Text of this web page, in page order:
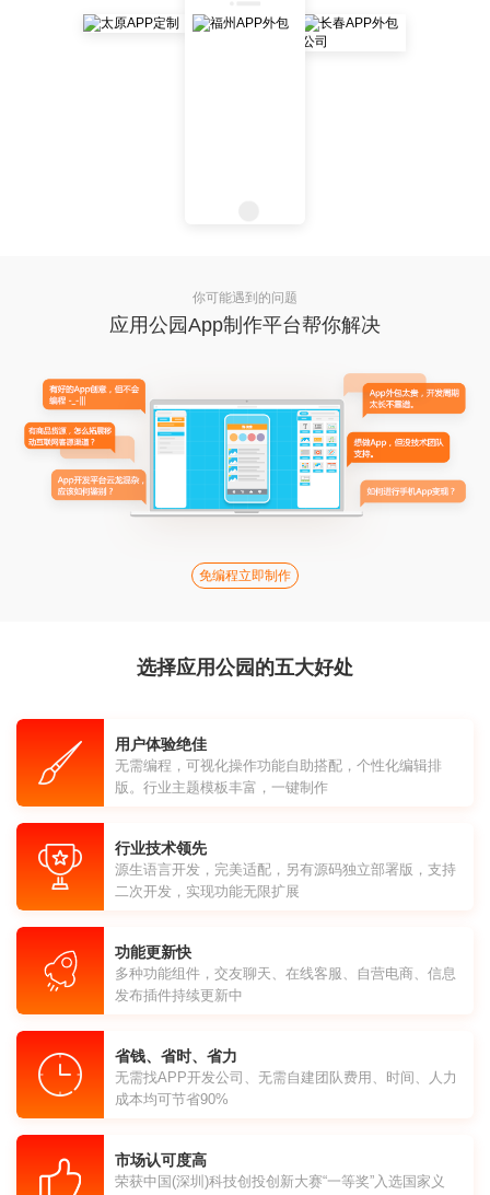
你可能遇到的问题
应用公园App制作平台帮你解决
免编程立即制作
选择应用公园的五大好处
用户体验绝佳
无需编程，可视化操作功能自助搭配，个性化编辑排
版。行业主题模板丰富，一键制作
行业技术领先
源生语言开发，完美适配，另有源码独立部署版，支持
二次开发，实现功能无限扩展
功能更新快
多种功能组件，交友聊天、在线客服、自营电商、信息
发布插件持续更新中
省钱、省时、省力
无需找APP开发公司、无需自建团队费用、时间、人力
成本均可节省90%
市场认可度高
荣获中国(深圳)科技创投创新大赛“一等奖”入选国家义